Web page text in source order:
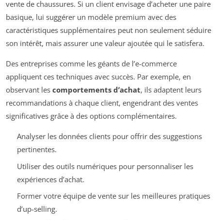
vente de chaussures. Si un client envisage d’acheter une paire
basique, lui suggérer un modèle premium avec des
caractéristiques supplémentaires peut non seulement séduire
son intérêt, mais assurer une valeur ajoutée qui le satisfera.
Des entreprises comme les géants de l’e-commerce
appliquent ces techniques avec succès. Par exemple, en
observant les comportements d’achat, ils adaptent leurs
recommandations à chaque client, engendrant des ventes
significatives grâce à des options complémentaires.
Analyser les données clients pour offrir des suggestions
pertinentes.
Utiliser des outils numériques pour personnaliser les
expériences d’achat.
Former votre équipe de vente sur les meilleures pratiques
d’up-selling.